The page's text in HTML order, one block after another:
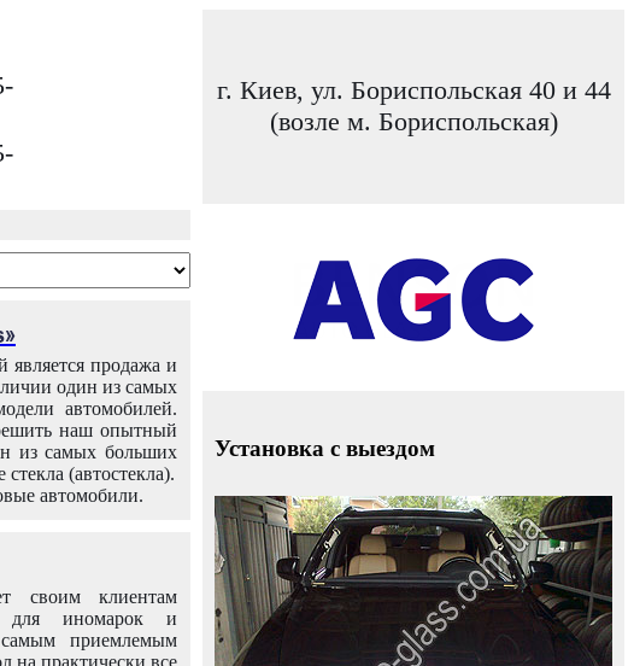
г. Киев, ул. Бориспольская 40 и 44
(возле м. Бориспольская)
является продажа и
один из самых
автомобилей.
наш опытный
из самых больших
(автостекла).
автомобили.
своим клиентам
для иномарок и
приемлемым
на практически все
Установка с выездом